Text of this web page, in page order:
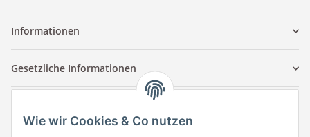
Informationen
Gesetzliche Informationen
Tuccar GmbH
Wie wir Cookies & Co nutzen